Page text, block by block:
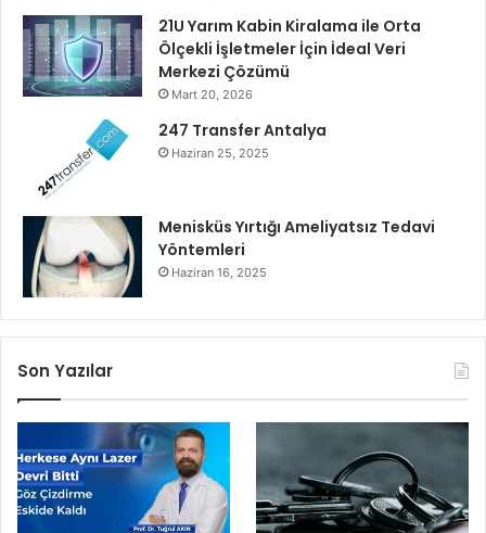
u
a
21U Yarım Kabin Kiralama ile Orta
Ölçekli İşletmeler İçin İdeal Veri
Merkezi Çözümü
Mart 20, 2026
247 Transfer Antalya
Haziran 25, 2025
Menisküs Yırtığı Ameliyatsız Tedavi
Yöntemleri
Haziran 16, 2025
Son Yazılar